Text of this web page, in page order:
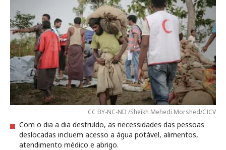
CC BY-NC-ND /Sheikh Mehedi Morshed/CICV
Com o dia a dia destruído, as necessidades das pessoas
deslocadas incluem acesso a água potável, alimentos,
atendimento médico e abrigo.